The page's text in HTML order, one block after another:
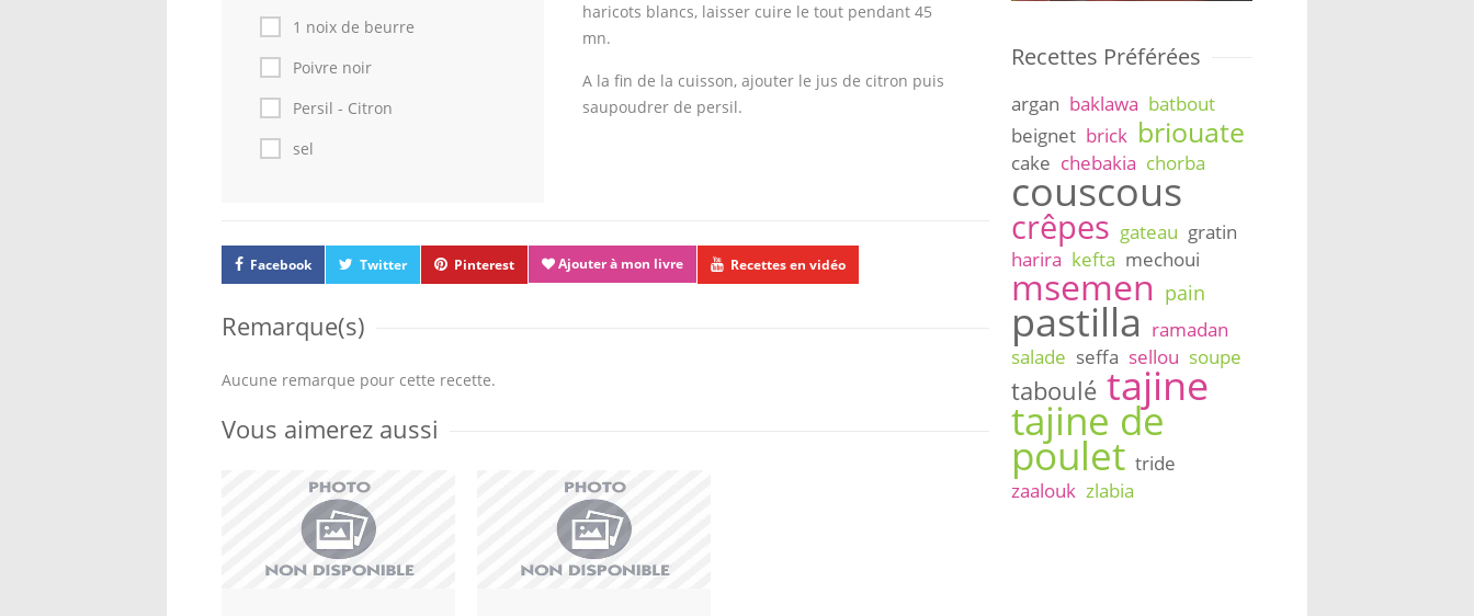
1 noix de beurre
Poivre noir
Persil - Citron
sel
haricots blancs, laisser cuire le tout pendant 45
mn.
A la fin de la cuisson, ajouter le jus de citron puis
saupoudrer de persil.
Facebook Twitter Pinterest Ajouter à mon livre Recettes en vidéo
Remarque(s)
Aucune remarque pour cette recette.
Vous aimerez aussi
Recettes Préférées
argan baklawa batbout
beignet brick briouate
cake chebakia chorba
couscous
crêpes gateau gratin
harira kefta mechoui
msemen pain
pastilla ramadan
salade seffa sellou soupe
taboulé tajine
tajine de
poulet tride
zaalouk zlabia